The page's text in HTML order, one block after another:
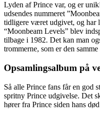
Lyden af Prince var, og er
udsendes nummeret
tidligere været udgivet, og har
“Moonbeam Levels” blev
tilbage i 1982. Det kan man
trommerne, som er den
Opsamlingsalbum på
Så alle Prince fans får en god
spritny Prince udgivelse. Det
hører fra Prince siden hans